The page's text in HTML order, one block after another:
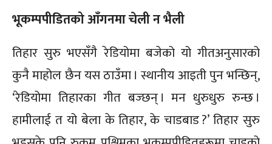
भूकम्पपीडितको आँगनमा चेली न भैली
तिहार सुरु भएसँगै रेडियोमा बजेको यो गीतअनुसारको
कुनै माहोल छैन यस ठाउँमा । स्थानीय आइती पुन भन्छिन्,
‘रेडियोमा तिहारका गीत बज्छन् । मन धुरुधुरु रुन्छ ।
हामीलाई त यो बेला के तिहार, के चाडबाड ?’ तिहार सुरु